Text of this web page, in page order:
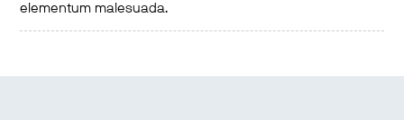
elementum malesuada.